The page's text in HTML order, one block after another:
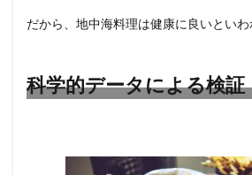
だから、地中海料理は健康に良いといわ
科学的データによる検証